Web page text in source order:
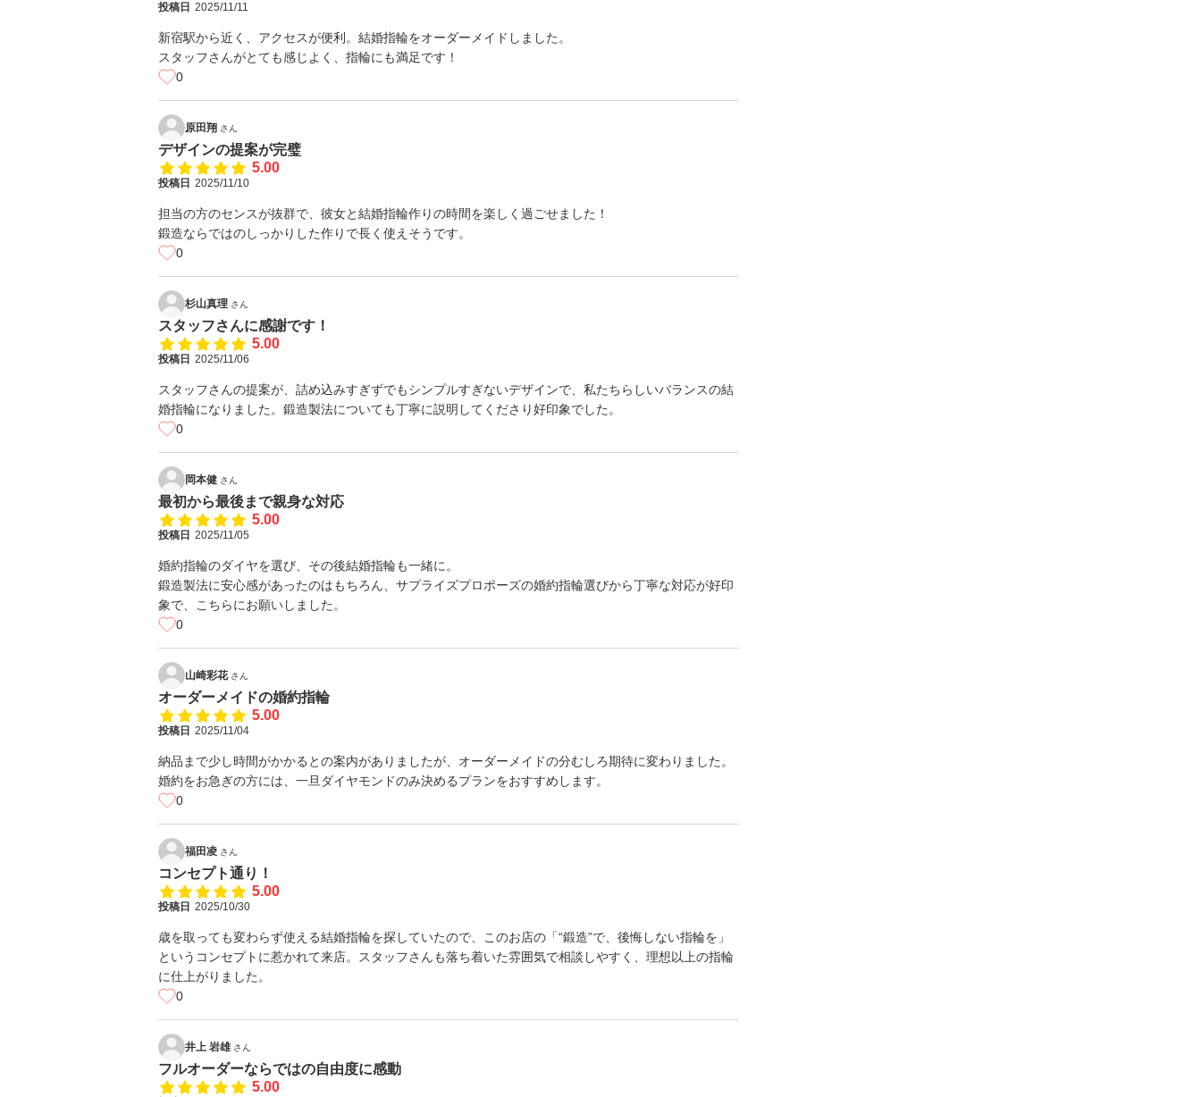
投稿日 2025/11/11
新宿駅から近く、アクセスが便利。結婚指輪をオーダーメイドしました。
スタッフさんがとても感じよく、指輪にも満足です！
0
原田翔 さん
デザインの提案が完璧
5.00
投稿日 2025/11/10
担当の方のセンスが抜群で、彼女と結婚指輪作りの時間を楽しく過ごせました！
鍛造ならではのしっかりした作りで長く使えそうです。
0
杉山真理 さん
スタッフさんに感謝です！
5.00
投稿日 2025/11/06
スタッフさんの提案が、詰め込みすぎずでもシンプルすぎないデザインで、私たちらしいバランスの結
婚指輪になりました。鍛造製法についても丁寧に説明してくださり好印象でした。
0
岡本健 さん
最初から最後まで親身な対応
5.00
投稿日 2025/11/05
婚約指輪のダイヤを選び、その後結婚指輪も一緒に。
鍛造製法に安心感があったのはもちろん、サプライズプロポーズの婚約指輪選びから丁寧な対応が好印
象で、こちらにお願いしました。
0
山崎彩花 さん
オーダーメイドの婚約指輪
5.00
投稿日 2025/11/04
納品まで少し時間がかかるとの案内がありましたが、オーダーメイドの分むしろ期待に変わりました。
婚約をお急ぎの方には、一旦ダイヤモンドのみ決めるプランをおすすめします。
0
福田凌 さん
コンセプト通り！
5.00
投稿日 2025/10/30
歳を取っても変わらず使える結婚指輪を探していたので、このお店の「“鍛造”で、後悔しない指輪を」
というコンセプトに惹かれて来店。スタッフさんも落ち着いた雰囲気で相談しやすく、理想以上の指輪
に仕上がりました。
0
井上 岩雄 さん
フルオーダーならではの自由度に感動
5.00